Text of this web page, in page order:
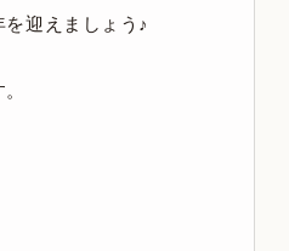
迎えましょう♪